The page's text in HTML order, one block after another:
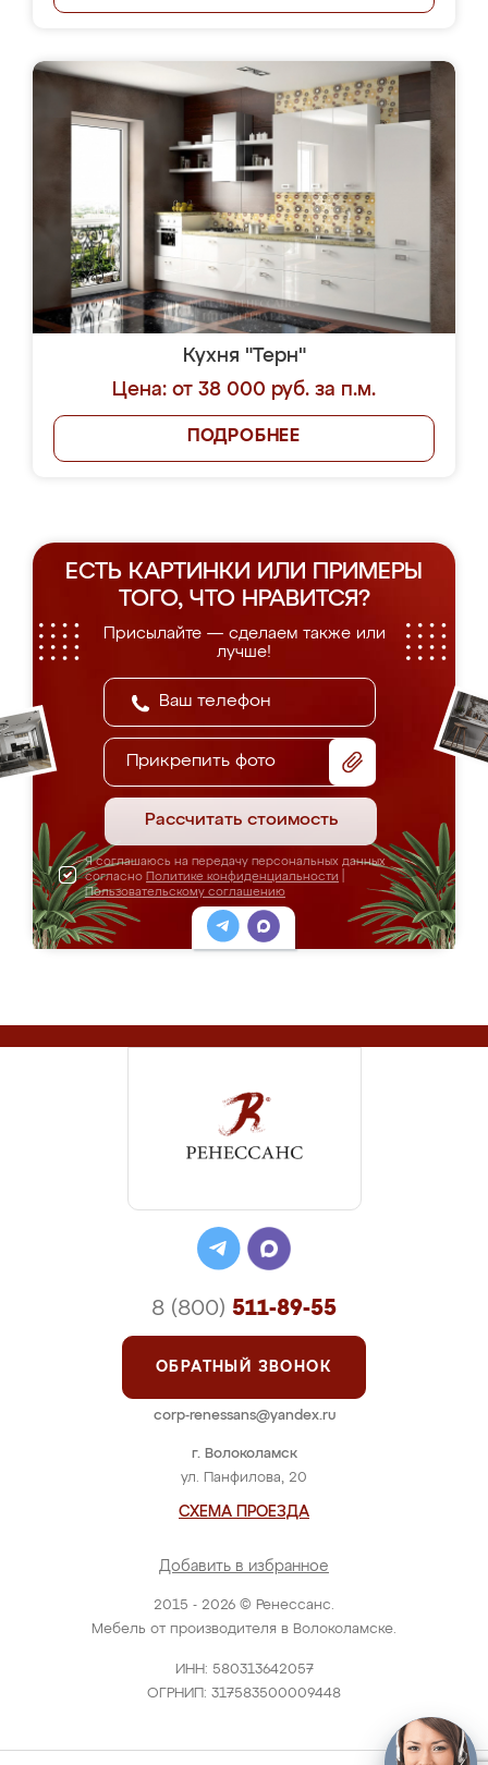
Кухня "Терн"
Цена: от 38 000 руб. за п.м.
ПОДРОБНЕЕ
ЕСТЬ КАРТИНКИ ИЛИ ПРИМЕРЫ
ТОГО, ЧТО НРАВИТСЯ?
Присылайте — сделаем также или
лучше!
Прикрепить фото
Рассчитать стоимость
Я соглашаюсь на передачу персональных данных
согласно Политике конфиденциальности
Пользовательскому соглашению
2015 - 2026 © Ренессанс.
Мебель от производителя в Волоколамске.
ИНН: 580313642057
ОГРНИП: 317583500009448
г. Волоколамск
ул. Панфилова, 20
СХЕМА ПРОЕЗДА
Добавить в избранное
8 (800) 511-89-55
ОБРАТНЫЙ ЗВОНОК
corp-renessans@yandex.ru